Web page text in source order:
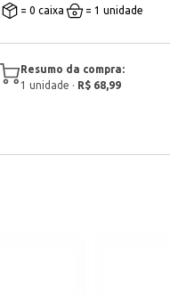
= 0 caixa = 1 unidade
Resumo da compra:
1 unidade · R$ 68,99